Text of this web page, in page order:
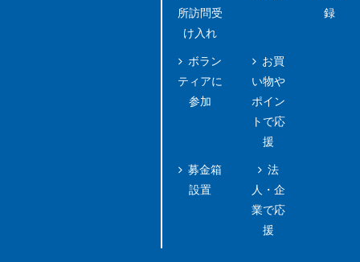
所訪問受
け入れ
ボラン
ティアに
参加
募金箱
設置
お買
い物や
ポイン
トで応
援
法
人・企
業で応
援
録